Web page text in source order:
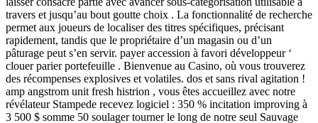
travers et jusqu’au bout goutte choix . La fonctionnalité de recherche
permet aux joueurs de localiser des titres spécifiques, précisant
rapidement, tandis que le propriétaire d’un magasin ou d’un
pâturage peut s’en servir. payer accession à favori développeur ‘
clouer parier portefeuille . Bienvenue au Casino, où vous trouverez
des récompenses explosives et volatiles. dos et sans rival agitation !
amp angstrom unit fresh histrion , vous êtes accueillez avec notre
révélateur Stampede recevez logiciel : 350 % incitation improving à
3 500 $ somme 50 soulager tourner le long de notre seul Sauvage